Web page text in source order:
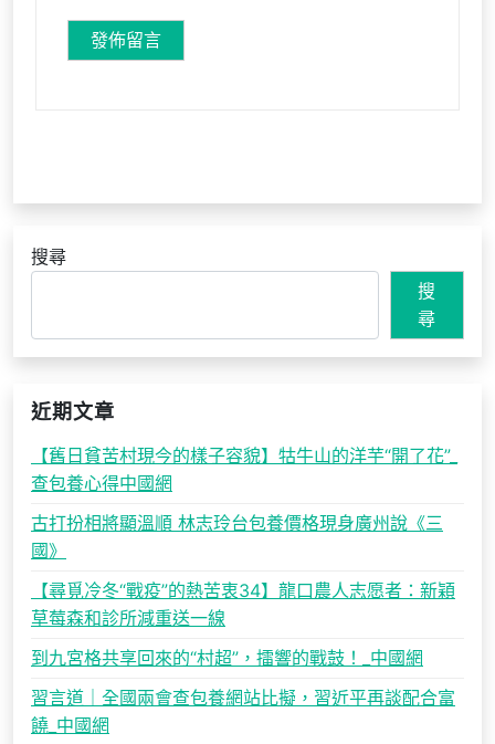
搜尋
搜
尋
近期文章
【舊日貧苦村現今的樣子容貌】牯牛山的洋芋“開了花”_
查包養心得中國網
古打扮相將顯溫順 林志玲台包養價格現身廣州說《三
國》
【尋覓冷冬“戰疫”的熱苦衷34】龍口農人志愿者：新穎
草莓森和診所減重送一線
到九宮格共享回來的“村超”，擂響的戰鼓！_中國網
習言道｜全國兩會查包養網站比擬，習近平再談配合富
饒_中國網